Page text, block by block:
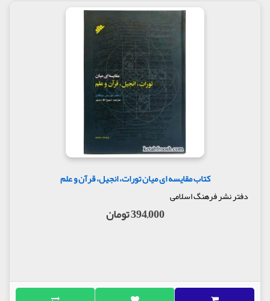
کتاب مقایسه ای میان تورات، انجیل، قرآن و علم
دفتر نشر فرهنگ اسلامی
394,000 تومان